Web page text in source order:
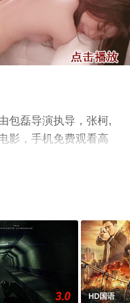
包磊导演执导，张柯,
影，手机免费观看高
影网，更多相关信息
3.0 HD国语